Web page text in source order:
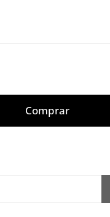
Comprar